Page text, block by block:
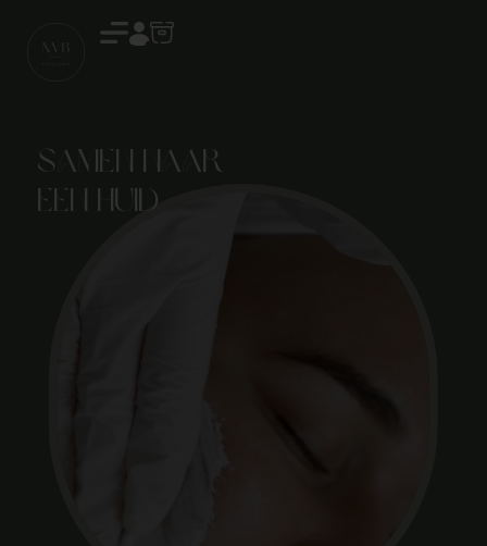
Account
Samen naar
een huid